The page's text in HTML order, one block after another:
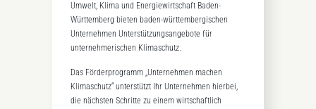
Umwelt, Klima und Energiewirtschaft Baden-
Württemberg bieten baden-württembergischen
Unternehmen Unterstützungsangebote für
unternehmerischen Klimaschutz.
Das Förderprogramm „Unternehmen machen
Klimaschutz“ unterstützt Ihr Unternehmen hierbei,
die nächsten Schritte zu einem wirtschaftlich